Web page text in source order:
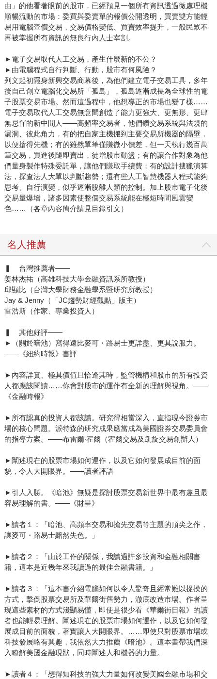
由」的他看著眼前的股市，已經預見一個所有資訊透過微處理機
順暢流動的市場：委買與委賣單的報價公開透明，買賣雙方能輕
易用電腦查價交易，交易價格變低、買賣效率提升，一般民眾不
再被掌握所有資訊的無良行內人士宰割。
►電子交易取代人工交易，產生什麼新的不公？
►由電腦程式自行判斷、行動，股市有何風險？
列文起初隱身新興交易商幕後，為他們建立電子交易工具，多年
後自己創立電腦化交易所「孤島」，孤島逐漸成長為全球性的電
子股票交易市場。然而這過程中，他想導正的市場也變了樣……
電子交易取代人工交易無意間創造了能力更強大、更無形、更肆
無忌憚的新中間人——高頻率交易者，他們鑽交易系統與法規的
漏洞、彼此角力，有的把自家主機搬到主要交易所機器的隔壁，
以便搶得先機；有的雖然單筆僅賺微小價差，但一天執行幾百萬
筆交易，買進後隨即賣出，徒增股市動盪；有的讓合作對象為他
們量身製作特殊委託單，讓他們賺取手續費；有的設計搜獵演算
法，探查法人大單以判斷趨勢；還有些人工智慧機器人程式能夠
思考、自行演變，似乎逐漸脫離人類的控制。加上股市電子化後
交易量爆增，諸多因素使整個交易系統能在極短時間風雲變
色……（各章內容簡介請見目錄引文）
名人推薦
▍ 台灣推薦者——
姜林杰祐（高雄科技大學金融資訊系所教授）
邱顯比（台灣大學財務金融學系暨研究所教授）
Jay & Jenny（「JC趨勢財經觀點」版主）
雷浩斯（作家、專業投資人）
▍ 其他好評——
►（關於暗池）寫得遠比麥可・路易士更詳盡、更具說服力。
——《紐約時報》書評
►內容詳實、極具價值且恰逢其時，監管機構和股市的所有投資
人都應該閱讀……你會對股市的運作有全新的理解與視角。——
《金融時報》
►所有認真的投資人都該讀。研究得相當深入，直指現今證券市
場的核心問題。派特森的研究成果應當成為美國證券交易委員會
的指導方案。——布雷爾‧霍爾（霍爾交易及凱旋交易創辦人）
►闡述現在的股票市場如何運作，以及它如何發展成目前的面
貌，令人大開眼界。——讀者評語
►引人入勝。《暗池》無疑是探討股票交易新世界中最有趣且最
容易理解的書。——《財星》
►讀者１：「暗池、高頻率交易和搶先交易等主題的頂尖之作，
讓麥可・路易士黯然失色。」
►讀者２：「由於工作的關係，我讀過許多投資和金融相關書
籍，這本是近幾年來我讀過的最佳金融書籍。」
►讀者３：「這本書介紹電腦如何以令人驚奇且經常難以捉摸的
方式，擊倒股票交易所及華爾街舊勢力，澈底改造市場。作者呈
現這些素材的方式淺顯易懂，即使是很少看《華爾街日報》的讀
者也能輕易理解。闡述現在的股票市場如何運作，以及它如何發
展成目前的面貌，著實讓人大開眼界。……即使只對股票市場或
科技發展略有興趣，我依然大力推薦《暗池》。這本書帶我們深
入瞭解美國金融現狀，同時闡述人和機器的力量。
►讀者４：「想得知科技的強大力量如何改變美國金融市場和交